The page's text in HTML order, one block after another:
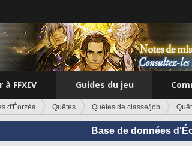
à FFXIV Guides du jeu
d'Éorzéa Quêtes Quêtes de classe/job
Base de données